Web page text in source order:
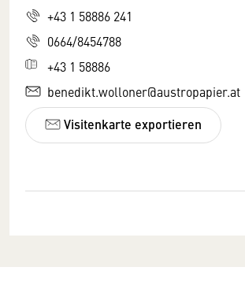
+43 1 58886 241
0664/8454788
+43 1 58886
benedikt.wolloner@austropapier.at
Visitenkarte exportieren